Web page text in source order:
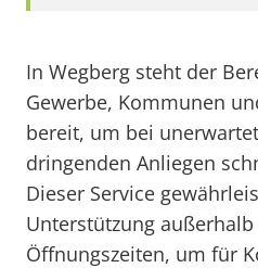
In Wegberg steht der
Gewerbe, Kommunen
bereit, um bei
dringenden Anliegen
Dieser Service
Unterstützung
Öffnungszeiten, um für